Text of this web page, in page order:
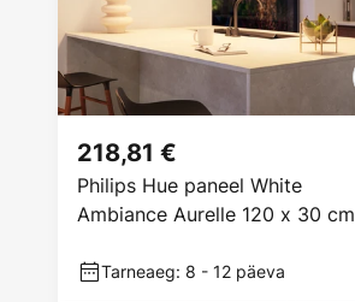
Philips Hue paneel White
Ambiance Aurelle 120 x 30 cm
218,81 €
Tarneaeg: 8 - 12 päeva